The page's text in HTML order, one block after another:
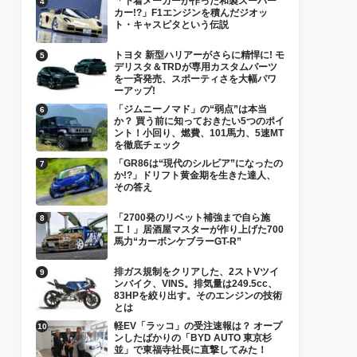
カー!?」F1エンジンを積んだジオッ
ト・キャスピタという伝説
トヨタ 新型ハリアーがさらに精悍に! モ
デリスタ＆TRDが専用カスタムパーツ
を一斉発売、スポーティさを大幅パワ
ーアップ!
「ジムニーノマド」の“弱点”は本当
か？ 買う前に知っておきたい5つのポイ
ント！小回り、燃費、101馬力、5速MT
を徹底チェック
「GR86は“現代のシルビア”になったの
か!?」ドリフト黄金期を生きた達人、
その答え
「2700発のリベット補強まで自ら施
工！」居酒屋マスターが作り上げた700
馬力“カーボンケブラーGT-R”
排ガス規制をクリアした、2ストVツイ
ンバイク、VINS。排気量は249.5cc、
83HPを絞り出す。そのエンジンの技術
とは
軽EV「ラッコ」の受注速報は？ オープ
ンしたばかりの「BYD AUTO 東京杉
並」で東福寺社長に直撃してみた！